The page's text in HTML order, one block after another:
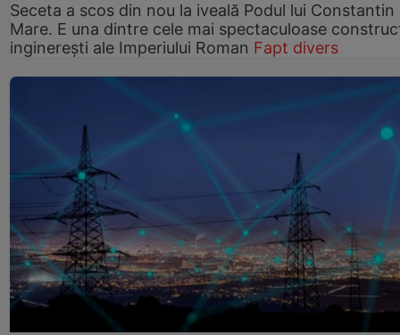
Seceta a scos din nou la iveală Podul lui Constantin
Mare. E una dintre cele mai spectaculoase
inginerești ale Imperiului Roman Fapt divers